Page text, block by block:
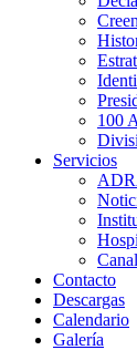
100
Servicios
Contacto
Descargas
Calendario
Galería